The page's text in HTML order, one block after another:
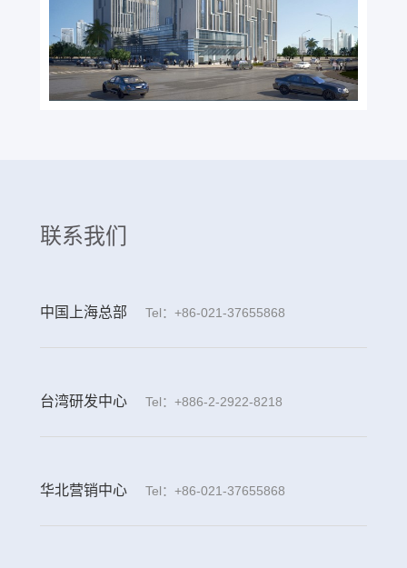
联系我们
中国上海总部 Tel：+86-021-37655868
台湾研发中心 Tel：+886-2-2922-8218
华北营销中心 Tel：+86-021-37655868